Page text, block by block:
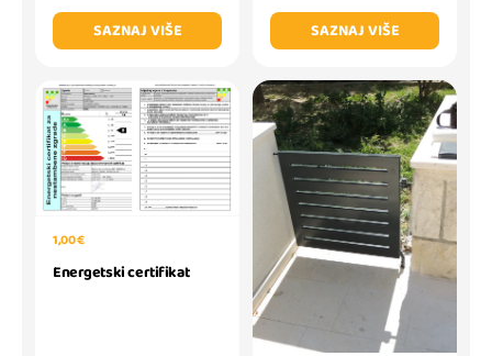
SAZNAJ VIŠE
SAZNAJ VIŠE
1,00 €
Energetski certifikat